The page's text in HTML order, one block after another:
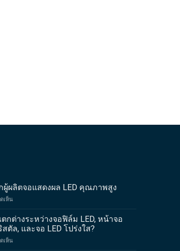
ผู้ผลิตจอแสดงผล LED คุณภาพสูง
เห็นบน
เลือก
ผู้
ผลิต
จอแส
กต่างระหว่างจอฟิล์ม LED, หน้าจอ
ตัล, และจอ LED โปร่งใส?
เห็นบน